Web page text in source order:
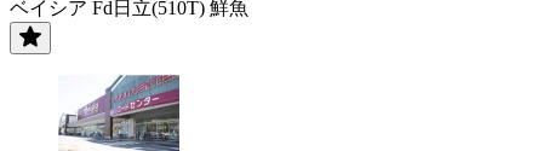
ベイシア Fd日立(510T) 鮮魚